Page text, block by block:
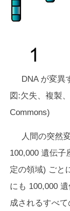
DNA が変異
図:欠失、複製
Commons)
人間の突然
100,000 遺伝
定の領域) ごと
にも 100,000
成されるすべ